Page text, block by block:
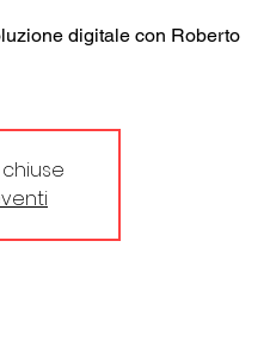
digitale con Roberto